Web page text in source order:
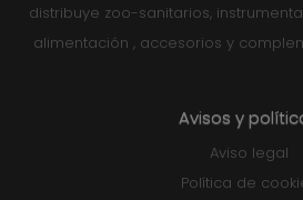
distribuye zoo-sanitarios,
alimentación , accesorios y
Avisos y
Aviso legal
Política de